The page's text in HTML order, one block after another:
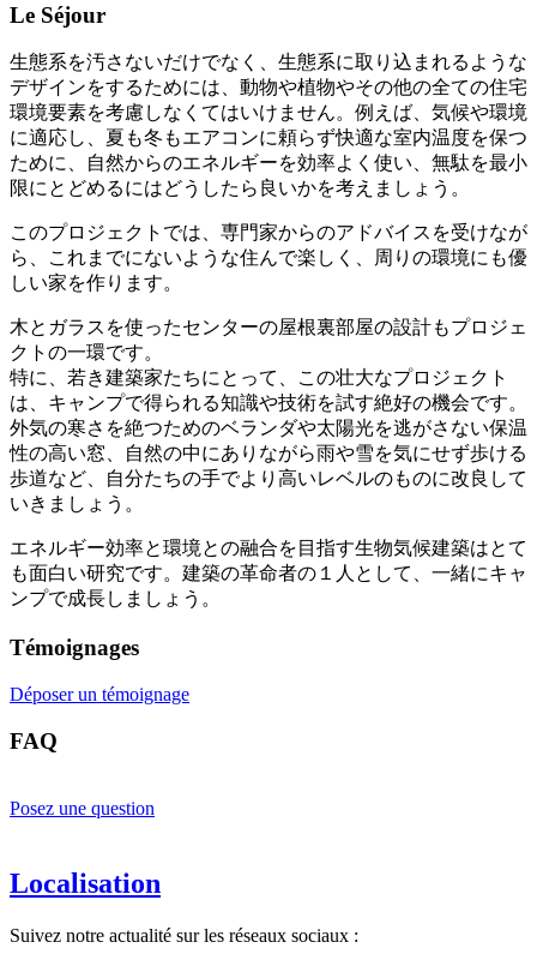
Le Séjour
生態系を汚さないだけでなく、生態系に取り込まれるような
デザインをするためには、動物や植物やその他の全ての住宅
環境要素を考慮しなくてはいけません。例えば、気候や環境
に適応し、夏も冬もエアコンに頼らず快適な室内温度を保つ
ために、自然からのエネルギーを効率よく使い、無駄を最小
限にとどめるにはどうしたら良いかを考えましょう。
このプロジェクトでは、専門家からのアドバイスを受けなが
ら、これまでにないような住んで楽しく、周りの環境にも優
しい家を作ります。
木とガラスを使ったセンターの屋根裏部屋の設計もプロジェ
クトの一環です。
特に、若き建築家たちにとって、この壮大なプロジェクト
は、キャンプで得られる知識や技術を試す絶好の機会です。
外気の寒さを絶つためのベランダや太陽光を逃がさない保温
性の高い窓、自然の中にありながら雨や雪を気にせず歩ける
歩道など、自分たちの手でより高いレベルのものに改良して
いきましょう。
エネルギー効率と環境との融合を目指す生物気候建築はとて
も面白い研究です。建築の革命者の１人として、一緒にキャ
ンプで成長しましょう。
Témoignages
Déposer un témoignage
FAQ
Posez une question
Localisation
Suivez notre actualité sur les réseaux sociaux :